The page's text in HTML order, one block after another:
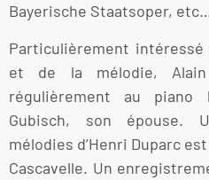
Bayerische Staatsoper,
Particulièrement
et de la mélodie, Alain
régulièrement au piano
Gubisch, son épouse.
mélodies d’Henri Duparc
Cascavelle. Un